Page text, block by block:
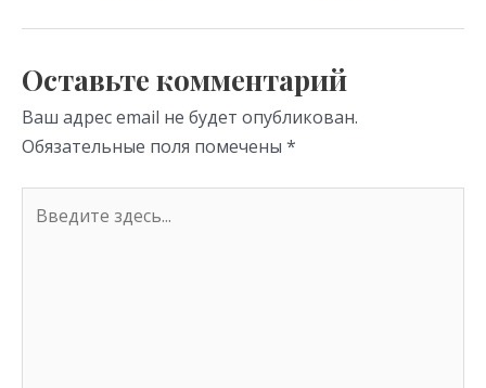
as
ni
ki
m p
Оставьте комментарий
Ваш адрес email не будет опубликован.
Обязательные поля помечены *
здесь...